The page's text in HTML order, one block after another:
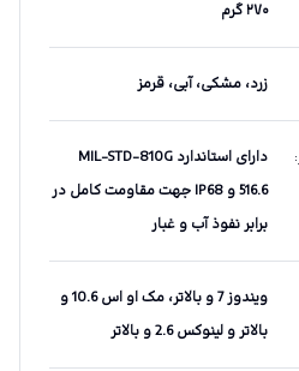
۲۷۰ گرم
زرد، مشکی، آبی، قرمز
:
دارای استاندارد MIL-STD-810G
516.6 و IP68 جهت مقاومت کامل در
برابر نفوذ آب و غبار
ویندوز 7 و بالاتر، مک او اس 10.6 و
بالاتر و لینوکس 2.6 و بالاتر